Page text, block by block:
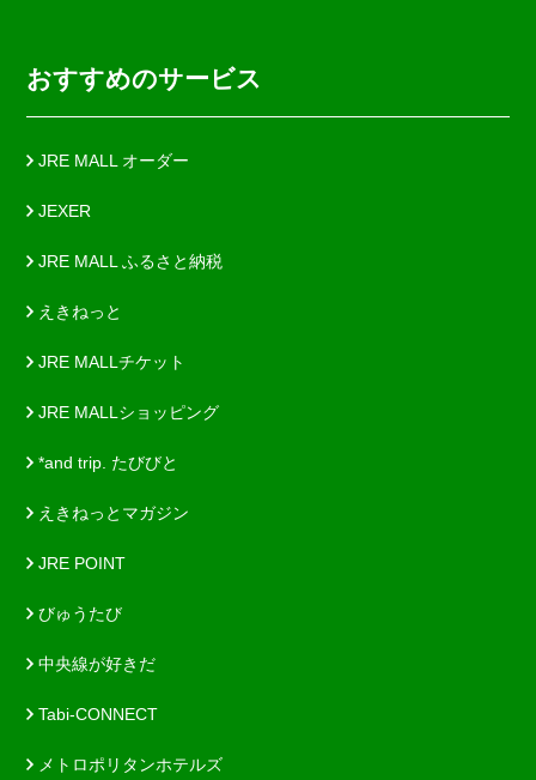
おすすめのサービス
JRE MALL オーダー
JEXER
JRE MALL ふるさと納税
えきねっと
JRE MALLチケット
JRE MALLショッピング
*and trip. たびびと
えきねっとマガジン
JRE POINT
びゅうたび
中央線が好きだ
Tabi-CONNECT
メトロポリタンホテルズ